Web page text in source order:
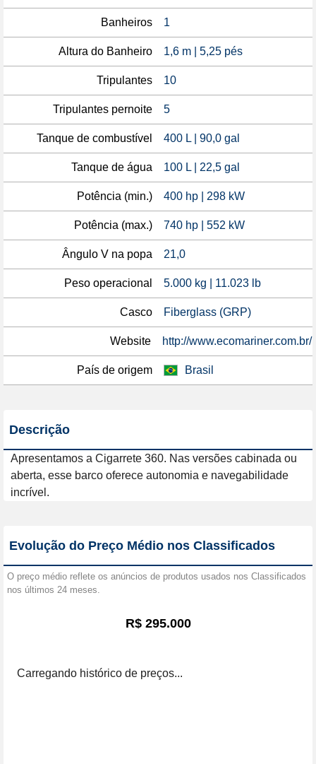
Banheiros 1
Altura do Banheiro 1,6 m | 5,25 pés
Tripulantes 10
Tripulantes pernoite 5
Tanque de combustível 400 L | 90,0 gal
Tanque de água 100 L | 22,5 gal
Potência (min.) 400 hp | 298 kW
Potência (max.) 740 hp | 552 kW
Ângulo V na popa 21,0
Peso operacional 5.000 kg | 11.023 lb
Casco Fiberglass (GRP)
Website http://www.ecomariner.com.br/
País de origem Brasil
Descrição
Apresentamos a Cigarrete 360. Nas versões cabinada ou
aberta, esse barco oferece autonomia e navegabilidade
incrível.
Evolução do Preço Médio nos Classificados
O preço médio reflete os anúncios de produtos usados nos Classificados
nos últimos 24 meses.
R$ 295.000
Carregando histórico de preços...